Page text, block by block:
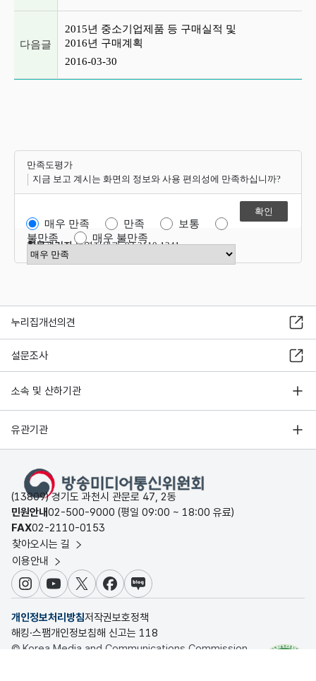
다음글
2015년 중소기업제품 등 구매실적 및
2016년 구매계획
2016-03-30
만족도평가
지금 보고 계시는 화면의 정보와 사용 편의성에 만족하십니까?
매우 만족 만족
보통
불만족
매우 불만족
만족도 점수 선택
항목관리자운영지원과 02-2110-1341
누리집개선의견
설문조사
소속 및 산하기관
유관기관
(13809) 경기도 과천시 관문로 47, 2동
민원안내02-500-9000 (평일 09:00 ~ 18:00 유료)
FAX02-2110-0153
찾아오시는 길
이용안내
인스타그램
유튜브X 페이스북
블로그
개인정보처리방침저작권보호정책
해킹·스팸개인정보침해 신고는 118
© Korea Media and Communications Commission.